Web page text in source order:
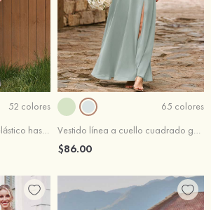
52 colores
Tubo escote en v satén elástico hasta el suelo vestido de dama de honor
65 colores
Vestido línea a cuello cuadrado gasa hasta el suelo vestido de dama de honor
$86.00